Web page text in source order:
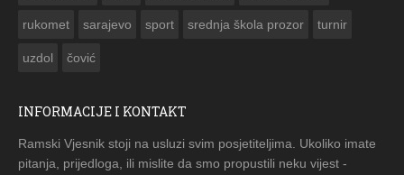
rukomet sarajevo sport srednja škola prozor turnir
uzdol čović
INFORMACIJE I KONTAKT
Ramski Vjesnik stoji na usluzi svim posjetiteljima. Ukoliko imate
pitanja, prijedloga, ili mislite da smo propustili neku vijest -